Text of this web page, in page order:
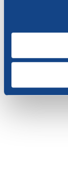
En tant que
connecter avec
accéder au contenu
Si vous n'avez pas
votre login